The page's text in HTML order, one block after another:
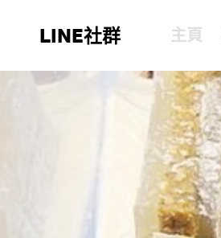
LINE社群 主頁